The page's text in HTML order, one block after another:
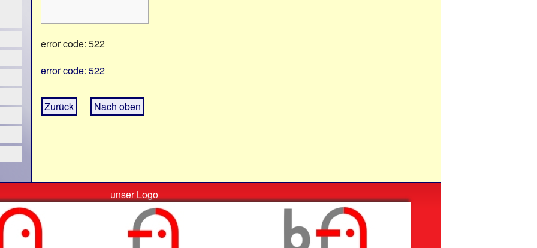
error code: 522
error code: 522
Zurück Nach oben
unser Logo